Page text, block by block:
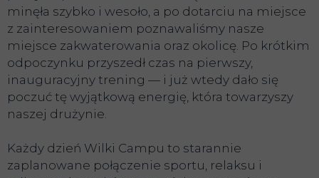
minęła szybko i wesoło, a po dotarciu na miejsce
z zainteresowaniem poznawaliśmy nasze
miejsce zakwaterowania oraz okolicę. Po krótkim
odpoczynku przyszedł czas na pierwszy,
inauguracyjny trening — i już wtedy dało się
poczuć tę wyjątkową energię, która towarzyszy
naszej drużynie.
Każdy dzień Wilki Campu to starannie
zaplanowane połączenie sportu, relaksu i